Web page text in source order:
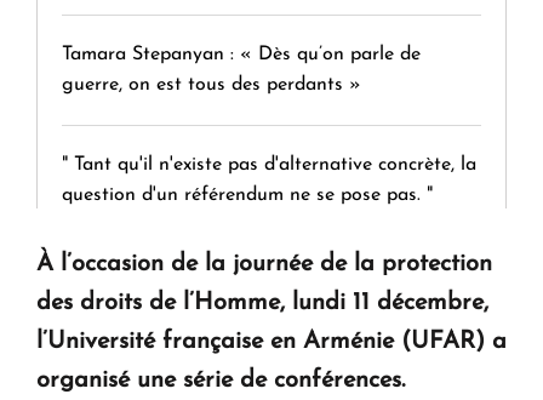
Tamara Stepanyan : « Dès qu’on parle de
guerre, on est tous des perdants »
" Tant qu'il n'existe pas d'alternative concrète, la
question d'un référendum ne se pose pas. "
KASA : 30 ans d'audace, de résilience et d'avenir
en Arménie
Le premier hôtel Hyatt Regency d'Arménie
À l’occasion de la journée de la protection
des droits de l’Homme, lundi 11 décembre,
l’Université française en Arménie (UFAR) a
organisé une série de conférences.